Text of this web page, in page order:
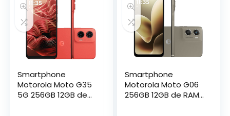
Smartphone
Motorola Moto G35
5G 256GB 12GB de
Smartphone
Motorola Moto G06
256GB 12GB de RAM